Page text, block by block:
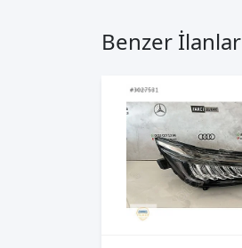
Benzer İlanlar